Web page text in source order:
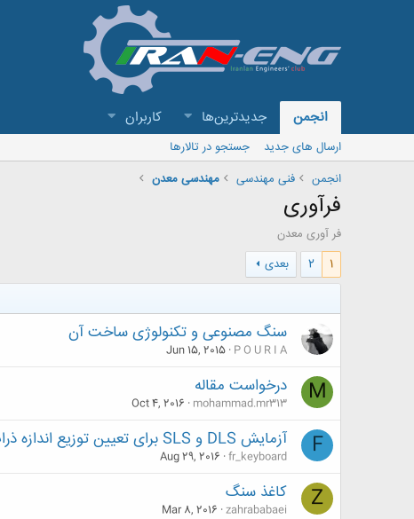
انجمن جدیدترین‌ها کاربران
ارسال های جدید
جستجو در تالارها
انجمن
فنی مهندسی مهندسی معدن
فرآوری
فر آوری معدن
1
2
بعدی
سنگ مصنوعی و تکنولوژی ساخت آن
P O U R I A
Jun 15, 2015
M درخواست مقاله
mohammad.mr313
Oct 4, 2016
F آزمایش DLS و SLS برای تعیین توزیع اندازه ذرات
fr_keyboard
Aug 29, 2016
Z کاغذ سنگ
zahrababaei
Mar 8, 2016